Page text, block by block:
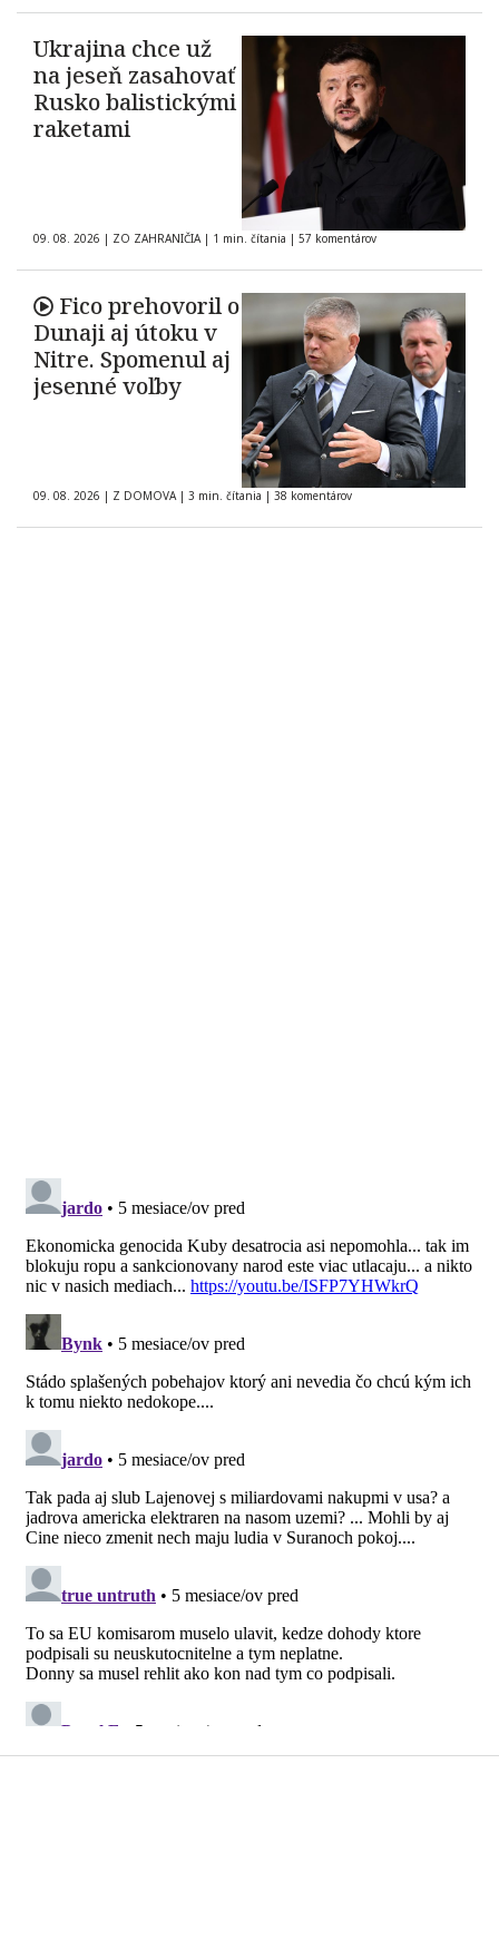
Ukrajina chce už
na jeseň zasahovať
Rusko balistickými
raketami
09. 08. 2026 | ZO ZAHRANIČIA | 1 min. čítania | 57 komentárov
Fico prehovoril o
Dunaji aj útoku v
Nitre. Spomenul aj
jesenné voľby
09. 08. 2026 | Z DOMOVA | 3 min. čítania | 38 komentárov